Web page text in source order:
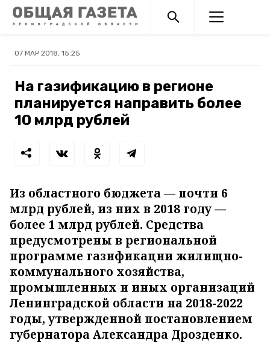
07 МАР 2018, 15:25
На газификацию в регионе
планируется направить более
10 млрд рублей
Из областного бюджета — почти 6
млрд рублей, из них в 2018 году —
более 1 млрд рублей. Средства
предусмотрены в региональной
программе газификации жилищно-
коммунального хозяйства,
промышленных и иных организаций
Ленинградской области на 2018-2022
годы, утвержденной постановлением
губернатора Александра Дрозденко.